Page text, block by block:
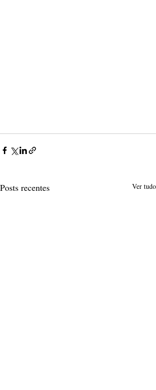
Posts recentes Ver tudo